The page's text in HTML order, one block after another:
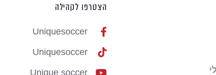
הצטרפו לקהילה
Uniquesoccer
Uniquesoccer
Unique soccer